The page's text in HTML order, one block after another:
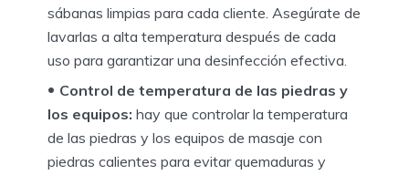
sábanas limpias para cada cliente. Asegúrate de
lavarlas a alta temperatura después de cada
uso para garantizar una desinfección efectiva.
Control de temperatura de las piedras y
los equipos: hay que controlar la temperatura
de las piedras y los equipos de masaje con
piedras calientes para evitar quemaduras y